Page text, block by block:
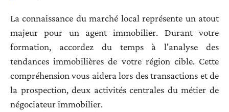
La connaissance du marché local représente un atout
majeur pour un agent immobilier. Durant votre
formation, accordez du temps à l'analyse des
tendances immobilières de votre région cible. Cette
compréhension vous aidera lors des transactions et de
la prospection, deux activités centrales du métier de
négociateur immobilier.